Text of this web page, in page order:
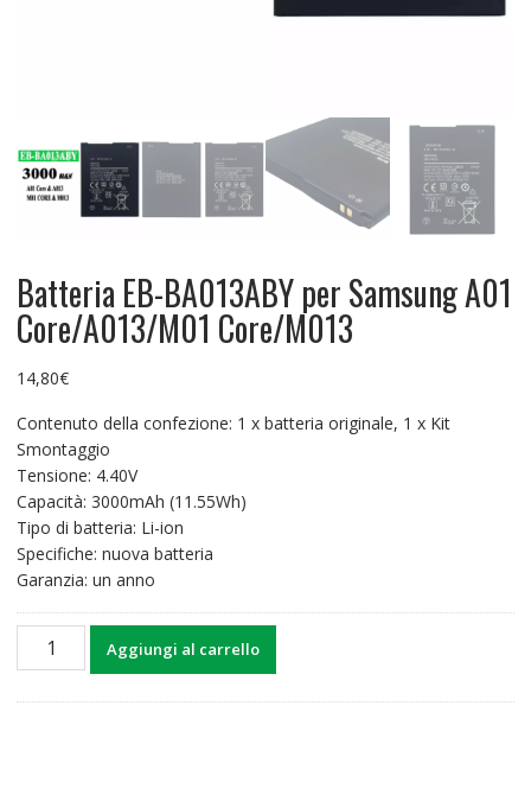
Batteria EB-BA013ABY per Samsung A01
Core/A013/M01 Core/M013
14,80€
Contenuto della confezione: 1 x batteria originale, 1 x Kit
Smontaggio
Tensione: 4.40V
Capacità: 3000mAh (11.55Wh)
Tipo di batteria: Li-ion
Specifiche: nuova batteria
Garanzia: un anno
Batteria
Aggiungi al carrello